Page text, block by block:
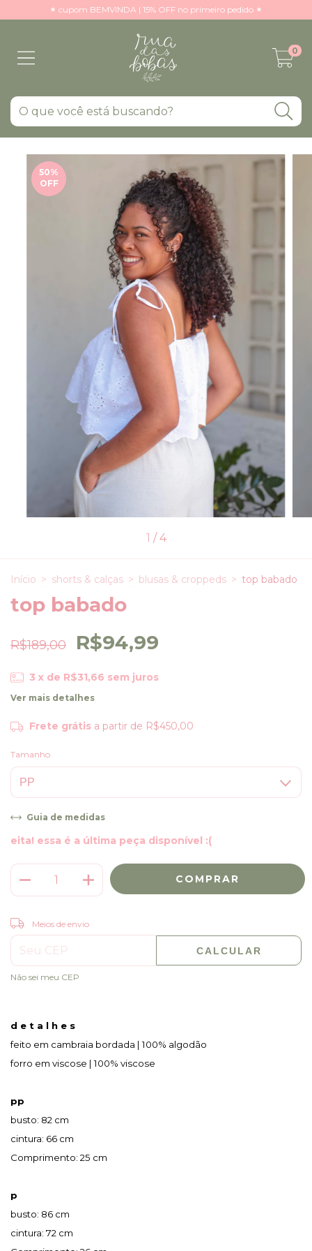
✶ cupom BEMVINDA | 15% OFF no primeiro pedido ✶
0
50%
OFF
1 / 4
Início > shorts & calças > blusas & croppeds > top babado
top babado
R$189,00 R$94,99
3 x de R$31,66 sem juros
Ver mais detalhes
Frete grátis a partir de R$450,00
Tamanho
Guia de medidas
eita! essa é a última peça disponível :(
Entregas para o CEP:
Meios de envio
CALCULAR
Não sei meu CEP
d e t a l h e s
feito em cambraia bordada | 100% algodão
forro em viscose | 100% viscose
pp
busto: 82 cm
cintura: 66 cm
Comprimento: 25 cm
p
busto: 86 cm
cintura: 72 cm